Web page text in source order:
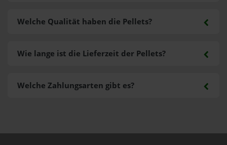
Welche Zahlungsarten gibt es?
Welche Qualität haben die Pellets?
Wie lange ist die Lieferzeit der Pellets?